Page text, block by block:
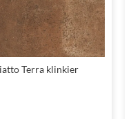
Terra klinkier